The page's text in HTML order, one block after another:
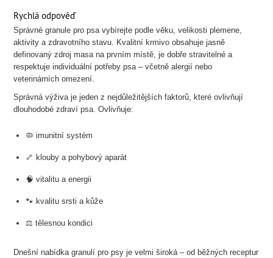
Rychlá odpověď
Správné granule pro psa vybírejte podle věku, velikosti plemene,
aktivity a zdravotního stavu. Kvalitní krmivo obsahuje jasně
definovaný zdroj masa na prvním místě, je dobře stravitelné a
respektuje individuální potřeby psa – včetně alergií nebo
veterinárních omezení.
Správná výživa je jeden z nejdůležitějších faktorů, které ovlivňují
dlouhodobé zdraví psa. Ovlivňuje:
🦠 imunitní systém
🦴 klouby a pohybový aparát
🧠 vitalitu a energii
🐾 kvalitu srsti a kůže
⚖ tělesnou kondici
Dnešní nabídka granulí pro psy je velmi široká – od běžných receptur